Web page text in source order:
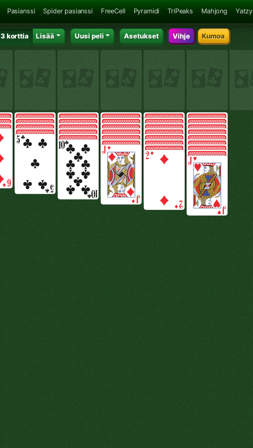
Pasianssi Spider pasianssi FreeCell Pyramidi TriPeaks Mahjong Yatzy
3 korttia Lisää Uusi peli Asetukset Vihje Kumoa